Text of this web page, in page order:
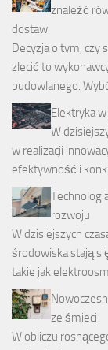
znaleźć
dostaw
Decyzja o tym, czy
zlecić to
budowlanego.
Elektryka
W
w realizacji
efektywność i
rozwoju
W dzisiejszych
środowiska stają
takie jak
ze śmieci
W obliczu